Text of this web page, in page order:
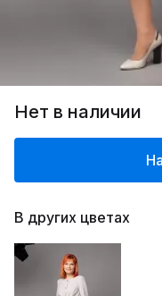
Нет в наличии
В других цветах